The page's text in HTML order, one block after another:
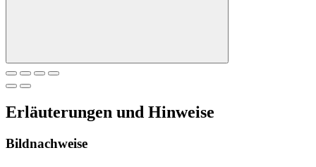
Erläuterungen und Hinweise
Bildnachweise